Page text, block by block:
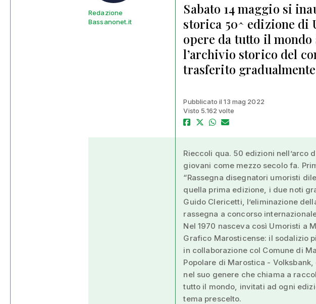
Redazione
Bassanonet.it
Sabato 14 maggio si
storica 50^ edizione di
opere da tutto il mondo
l’archivio storico del
trasferito
Pubblicato il 13 mag 2022
Visto 5.162 volte
Rieccoli qua. 50 edizioni nell’arco
giovani come mezzo secolo fa.
“Rassegna disegnatori umoristi
quella prima edizione, i due noti
Guido Clericetti, l’eliminazione
rassegna a concorso
Nel 1970 nasceva così Umoristi a
Grafico Marosticense: il sodalizio
in collaborazione col Comune di
Popolare di Marostica -
nel suo genere che chiama a
tutto il mondo, invitati ad ogni
tema prescelto.